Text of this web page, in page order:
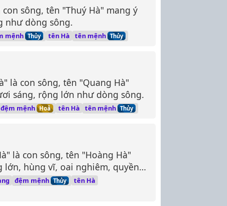
sông, tên "Thuý Hà" mang ý
như dòng sông.
mệnh Thủy tên Hà tên mệnh Thủy
là con sông, tên "Quang Hà"
sáng, rộng lớn như dòng sông.
đệm mệnh Hoả tên Hà tên mệnh Thủy
là con sông, tên "Hoàng Hà"
lớn, hùng vĩ, oai nghiêm, quyền
đệm mệnh Thủy
tên Hà